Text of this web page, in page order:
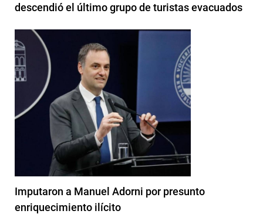
descendió el último grupo de turistas evacuados
Imputaron a Manuel Adorni por presunto
enriquecimiento ilícito